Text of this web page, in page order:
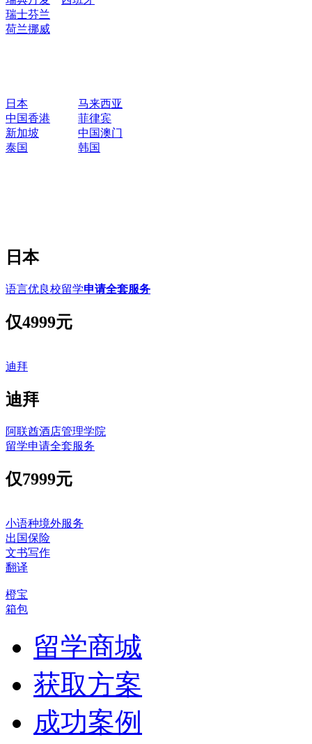
瑞士芬兰
荷兰挪威
日本
马来西亚
中国香港
菲律宾
新加坡
中国澳门
泰国
韩国
日本
语言优良校留学申请全套服务
仅4999元
迪拜
迪拜
阿联酋酒店管理学院
留学申请全套服务
仅7999元
小语种境外服务
出国保险
文书写作
翻译
橙宝
箱包
留学商城
获取方案
成功案例